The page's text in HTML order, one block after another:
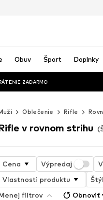
Obuv Šport Doplnky
ZADARMO
Oblečenie Rifle
v rovnom strihu
Cena Výpredaj
Vlastnosti produktu
Štýl
filtrov
Obnoviť